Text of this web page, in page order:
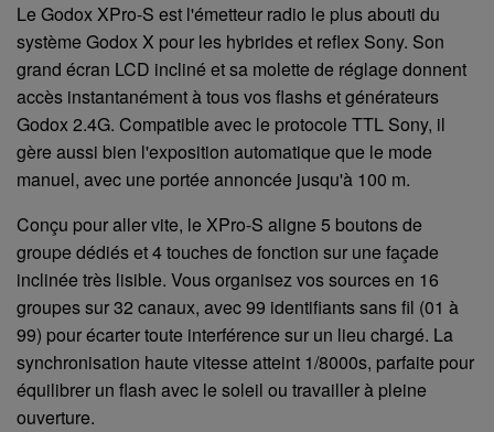
Le Godox XPro-S est l'émetteur radio le plus abouti du
système Godox X pour les hybrides et reflex Sony. Son
grand écran LCD incliné et sa molette de réglage donnent
accès instantanément à tous vos flashs et générateurs
Godox 2.4G. Compatible avec le protocole TTL Sony, il
gère aussi bien l'exposition automatique que le mode
manuel, avec une portée annoncée jusqu'à 100 m.
Conçu pour aller vite, le XPro-S aligne 5 boutons de
groupe dédiés et 4 touches de fonction sur une façade
inclinée très lisible. Vous organisez vos sources en 16
groupes sur 32 canaux, avec 99 identifiants sans fil (01 à
99) pour écarter toute interférence sur un lieu chargé. La
synchronisation haute vitesse atteint 1/8000s, parfaite pour
équilibrer un flash avec le soleil ou travailler à pleine
ouverture.